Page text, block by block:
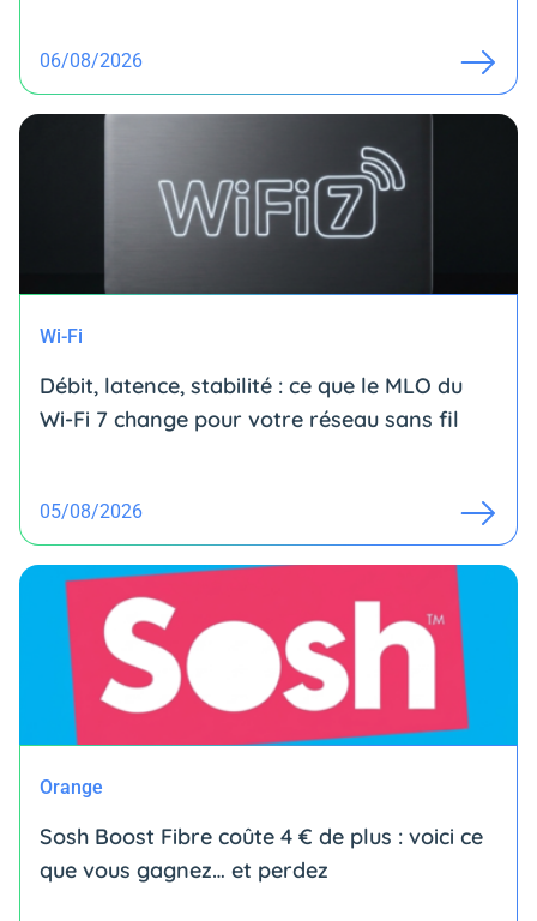
06/08/2026
Wi-Fi
Débit, latence, stabilité : ce que le MLO du
Wi-Fi 7 change pour votre réseau sans fil
05/08/2026
Orange
Sosh Boost Fibre coûte 4 € de plus : voici ce
que vous gagnez… et perdez